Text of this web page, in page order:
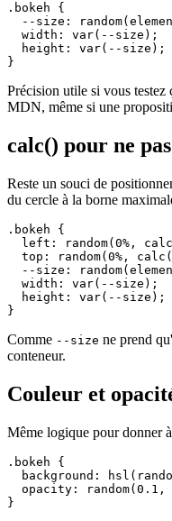
.bokeh {
--size:
  width: var(--size);
  height: var(--size);
}
Précision utile si vous testez
MDN, même si une
calc() pour ne
Reste un souci de
du cercle à la borne
.bokeh {
left: random(0%,
top: random(0%,
--size:
  width: var(--size);
  height: var(--size);
}
Comme --size ne prend
conteneur.
Couleur et
Même logique pour donner
.bokeh {
background:
opacity: random(0.1,
}